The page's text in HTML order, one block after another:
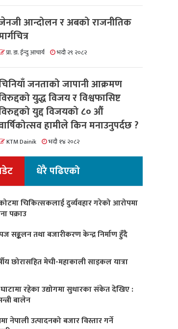
आन्दोलन र अबको राजनीतिक
प्रा. डा. ईन्दु आचार्य भदौ २९ २०८२
जनताको जापानी आक्रमण
युद्ध विजय र विश्वफासिष्ट
युद्द विजयको ८० औं
हामीले किन मनाउनुपर्दछ ?
KTM Dainik भदौ १४ २०८२
धेरै पढिएको
चिकित्सकलाई दुर्व्यवहार गरेको आरोपमा
पक्राउ
सङ्कलन तथा बजारीकरण केन्द्र निर्माण हुँदै
छोरासहित मेची-महाकाली साइकल यात्रा
रहेका उद्योगमा सुधारका संकेत देखिए :
बालेन
नेपाली उत्पादनको बजार विस्तार गर्ने